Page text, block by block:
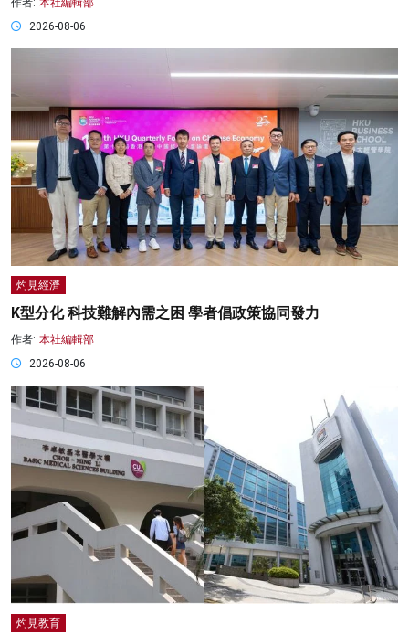
2026-08-06
灼見經濟
K型分化 科技難解內需之困 學者倡政策協同發力
作者: 本社編輯部
2026-08-06
灼見教育